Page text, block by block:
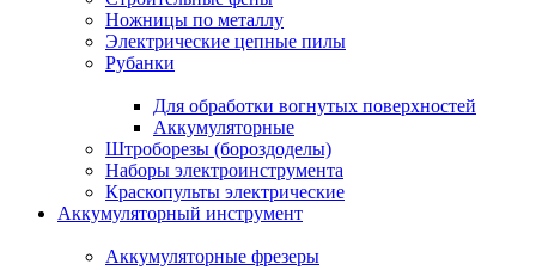
Ножницы по металлу
Электрические цепные пилы
Рубанки
Для обработки вогнутых поверхностей
Аккумуляторные
Штроборезы (бороздоделы)
Наборы электроинструмента
Краскопульты электрические
Аккумуляторный инструмент
Аккумуляторные фрезеры